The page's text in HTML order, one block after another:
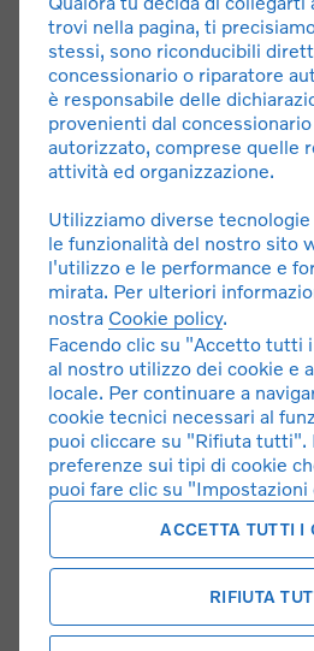
Martina
050598181
050598181
trovi nella pagina, ti
stessi, sono riconducibili
concessionario o riparatore
è responsabile delle
provenienti dal
autorizzato, comprese quelle
attività ed organizzazione.
Utilizziamo diverse
le funzionalità del nostro sito
l'utilizzo e le performance e
mirata. Per ulteriori
nostra Cookie policy.
Facendo clic su "Accetto tutti
al nostro utilizzo dei cookie e
locale. Per continuare a
cookie tecnici necessari al
puoi cliccare su "Rifiuta tutti".
preferenze sui tipi di cookie
puoi fare clic su "Impostazioni
ACCETTA TUTTI I
RIFIUTA